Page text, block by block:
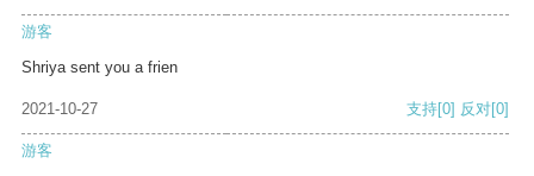
游客
Shriya sent you a frien
2021-10-27 支持[0] 反对[0]
游客